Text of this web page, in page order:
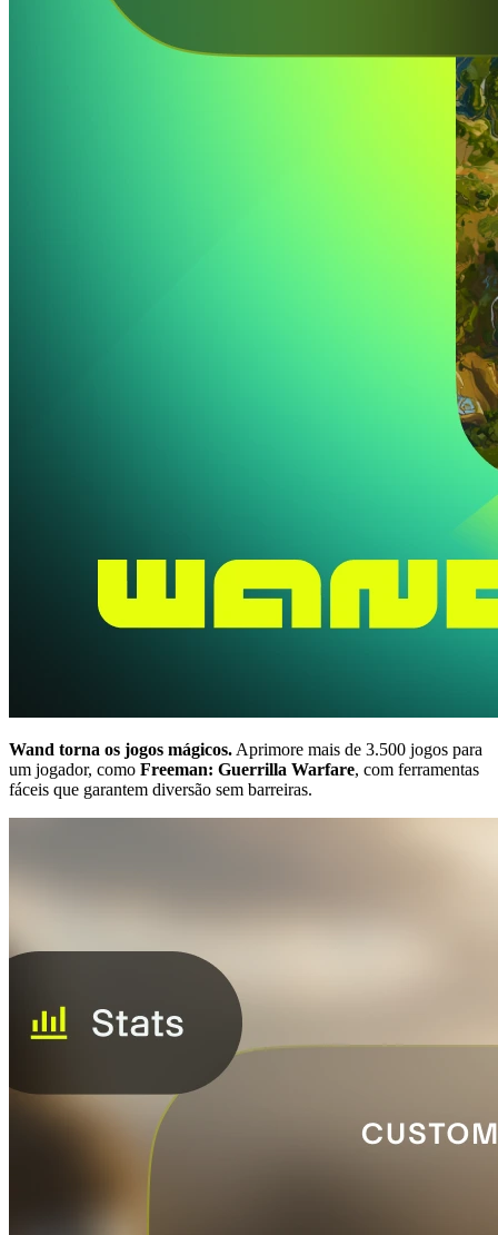
Wand torna os jogos mágicos. Aprimore mais de 3.500 jogos para
um jogador, como Freeman: Guerrilla Warfare, com ferramentas
fáceis que garantem diversão sem barreiras.